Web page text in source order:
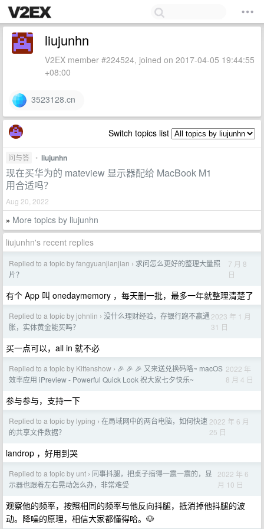
liujunhn
V2EX member #224524, joined on 2017-04-05 19:44:55
+08:00
3523128.cn
Switch topics list
问与答 • liujunhn
现在买华为的 mateview 显示器配给 MacBook M1
用合适吗？
Aug 20, 2022
» More topics by liujunhn
liujunhn's recent replies
Replied to a topic by fangyuanjianjian › 求问怎么更好的整理大量照
片？
7 月 8
日
有个 App 叫 onedaymemory ，每天删一批，最多一年就整理清楚了
Replied to a topic by johnlin › 没什么理财经验，存银行跑不赢通
胀，实体黄金能买吗？
2023 年 1 月
31 日
买一点可以，all in 就不必
Replied to a topic by Kittenshow › 🎉 🎉 🎉 又来送兑换码咯~ macOS
效率应用 iPreview - Powerful Quick Look 祝大家七夕快乐~
2022 年
8 月 4 日
参与参与，支持一下
Replied to a topic by lyping › 在局域网中的两台电脑，如何快速
的共享文件数据？
2022 年 6 月
25 日
landrop ，好用到哭
Replied to a topic by unt › 同事抖腿，把桌子搞得一震一震的，显
示器也跟着左右晃动怎么办，非常难受
2022 年 6
月 10 日
观察他的频率，按照相同的频率与他反向抖腿，抵消掉他抖腿的波
动。降噪的原理，相信大家都懂得哈。🐶